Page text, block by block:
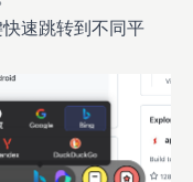
速跳转到不同平